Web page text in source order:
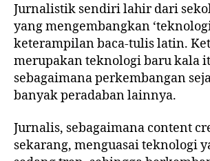
Jurnalistik sendiri lahir dari
yang mengembangkan
keterampilan baca-tulis latin.
merupakan teknologi baru kala
sebagaimana perkembangan
banyak peradaban lainnya.
Jurnalis, sebagaimana content
sekarang, menguasai teknologi